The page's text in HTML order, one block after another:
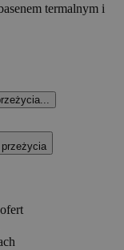
termalnym i